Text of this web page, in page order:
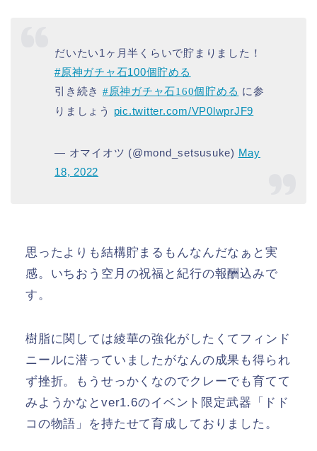
だいたい1ヶ月半くらいで貯まりました！
#原神ガチャ石100個貯める
引き続き #原神ガチャ石160個貯める に参
りましょう pic.twitter.com/VP0lwprJF9
— オマイオツ (@mond_setsusuke) May
18, 2022
思ったよりも結構貯まるもんなんだなぁと実
感。いちおう空月の祝福と紀行の報酬込みで
す。
樹脂に関しては綾華の強化がしたくてフィンド
ニールに潜っていましたがなんの成果も得られ
ず挫折。もうせっかくなのでクレーでも育てて
みようかなとver1.6のイベント限定武器「ドド
コの物語」を持たせて育成しておりました。